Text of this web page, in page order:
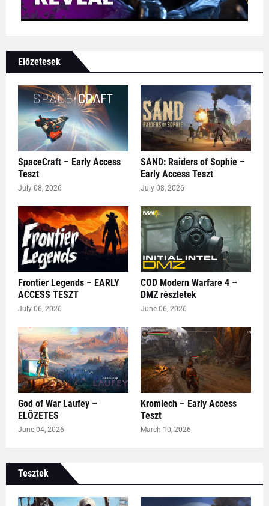
Előzetesek
SpaceCraft – Early Access
Teszt
July 08, 2026
SAND: Raiders of Sophie –
Early Access Teszt
July 08, 2026
Frontier Legends – EARLY
ACCESS TESZT
July 06, 2026
COD Modern Warfare 4 –
DMZ részletek
June 06, 2026
God of War Laufey –
ELŐZETES
June 04, 2026
Kromlech – Early Access
Teszt
March 10, 2026
Tesztek